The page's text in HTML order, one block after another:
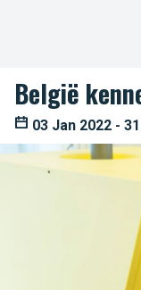
België
03 Jan 2022 -